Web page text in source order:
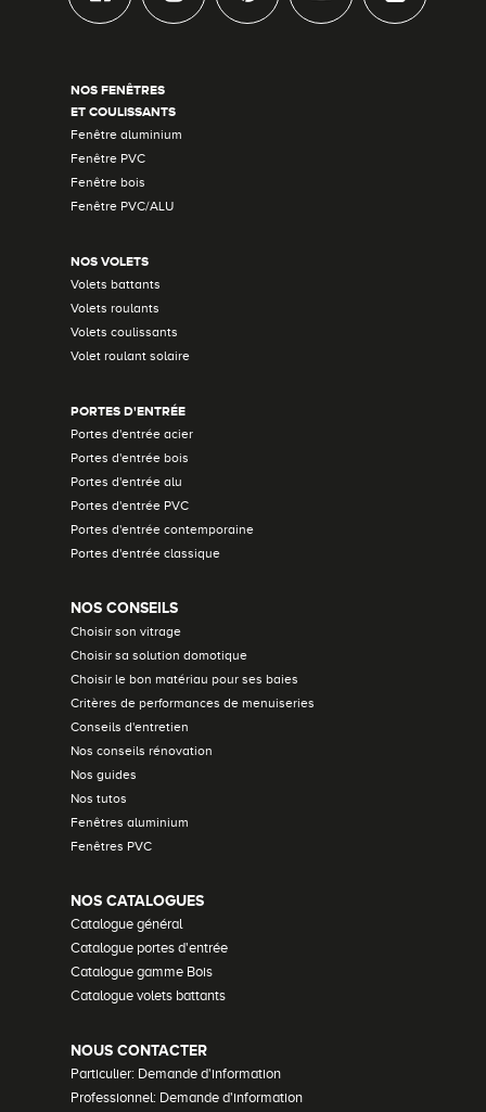
NOS FENÊTRES
ET COULISSANTS
Fenêtre aluminium
Fenêtre PVC
Fenêtre bois
Fenêtre PVC/ALU
NOS VOLETS
Volets battants
Volets roulants
Volets coulissants
Volet roulant solaire
PORTES D'ENTRÉE
Portes d'entrée acier
Portes d'entrée bois
Portes d'entrée alu
Portes d'entrée PVC
Portes d'entrée contemporaine
Portes d'entrée classique
NOS CONSEILS
Choisir son vitrage
Choisir sa solution domotique
Choisir le bon matériau pour ses baies
Critères de performances de menuiseries
Conseils d'entretien
Nos conseils rénovation
Nos guides
Nos tutos
Fenêtres aluminium
Fenêtres PVC
NOS CATALOGUES
Catalogue général
Catalogue portes d'entrée
Catalogue gamme Bois
Catalogue volets battants
NOUS CONTACTER
Particulier: Demande d'information
Professionnel: Demande d'information